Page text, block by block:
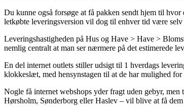
Du kunne også forsøge at få pakken sendt hjem til
letkøbte leveringsversion vil dog til enhver tid være
Leveringshastigheden på Hus og Have > Have >
nemlig centralt at man ser nærmere på det estimerede
En del internet outlets stiller udsigt til 1 hverdags
klokkeslæt, med hensynstagen til at de har mulighed
Nogle få internet webshops yder fragt uden gebyr,
Hørsholm, Sønderborg eller Haslev – vil blive at få